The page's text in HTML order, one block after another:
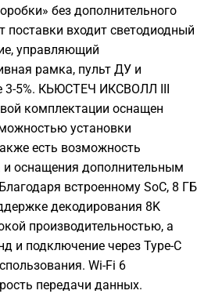
без дополнительного
поставки входит светодиодный
управляющий
рамка, пульт ДУ и
3-5%. КЬЮСТЕЧ ИКСВОЛЛ III
комплектации оснащен
установки
есть возможность
оснащения дополнительным
встроенному SoC, 8 ГБ
декодирования 8K
производительностью, а
и подключение через Type-C
Wi-Fi 6
передачи данных.